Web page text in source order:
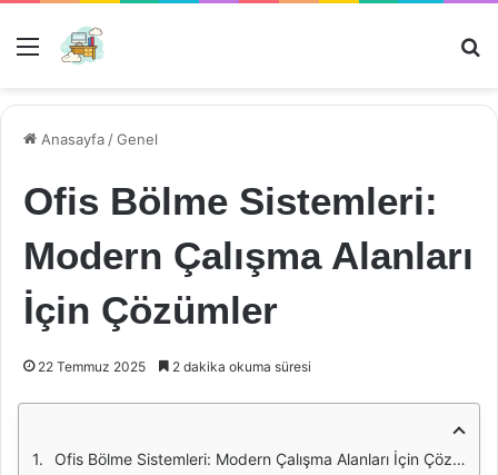
Menü
Anasayfa /Genel
Ofis Bölme Sistemleri:
Modern Çalışma Alanları
İçin Çözümler
22 Temmuz 2025 2 dakika okuma süresi
Ofis Bölme Sistemleri: Modern Çalışma Alanları İçin Çözümler